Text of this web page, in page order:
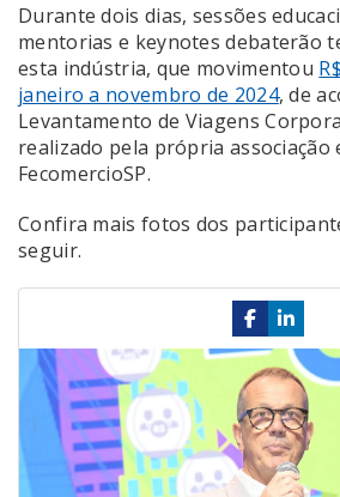
Durante dois dias, sessões
mentorias e keynotes debaterão
esta indústria, que movimentou
janeiro a novembro de 2024, de
Levantamento de Viagens
realizado pela própria associação
FecomercioSP.
Confira mais fotos dos
seguir.
Previous